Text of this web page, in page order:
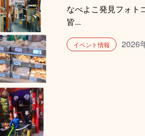
なべよこ発見フォト
皆...
イベント情報 2026